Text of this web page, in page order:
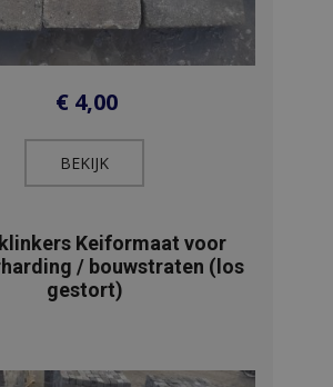
€ 4,00
BEKIJK​
Keiformaat voor
/ bouwstraten (los
gestort)